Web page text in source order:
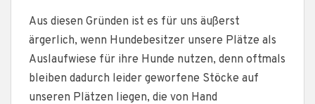
Aus diesen Gründen ist es für uns äußerst
ärgerlich, wenn Hundebesitzer unsere Plätze als
Auslaufwiese für ihre Hunde nutzen, denn oftmals
bleiben dadurch leider geworfene Stöcke auf
unseren Plätzen liegen, die von Hand